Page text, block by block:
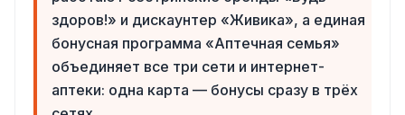
здоров!» и дискаунтер «Живика», а единая
бонусная программа «Аптечная семья»
объединяет все три сети и интернет-
аптеки: одна карта — бонусы сразу в трёх